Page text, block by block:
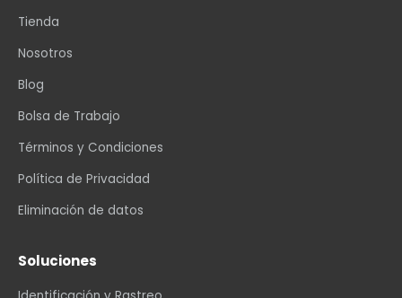
Tienda
Nosotros
Blog
Bolsa de Trabajo
Términos y Condiciones
Política de Privacidad
Eliminación de datos
Soluciones